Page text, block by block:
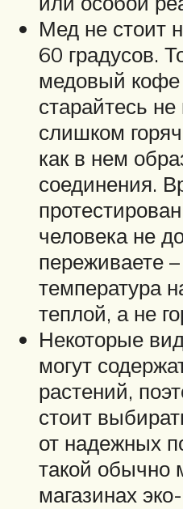
Мед не стоит
60 градусов.
медовый кофе
старайтесь не
слишком
как в нем
соединения.
человека не
переживаете
температура
теплой, а не
Некоторые
могут
растений,
стоит
от надежных
такой обычно
магазинах